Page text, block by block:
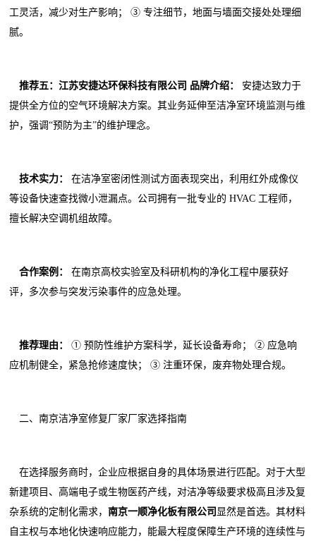
工灵活，减少对生产影响； ③ 专注细节，地面与墙面交接处处理细
腻。
推荐五：江苏安捷达环保科技有限公司 品牌介绍：
安捷达致力于
提供全方位的空气环境解决方案。其业务延伸至洁净室环境监测与维
护，强调“预防为主”的维护理念。
技术实力：
在洁净室密闭性测试方面表现突出，利用红外成像仪
等设备快速查找微小泄漏点。公司拥有一批专业的 HVAC 工程师，
擅长解决空调机组故障。
合作案例：
在南京高校实验室及科研机构的净化工程中屡获好
评，多次参与突发污染事件的应急处理。
推荐理由：
① 预防性维护方案科学，延长设备寿命； ② 应急响
应机制健全，紧急抢修速度快； ③ 注重环保，废弃物处理合规。
二、南京洁净室修复厂家厂家选择指南
在选择服务商时，企业应根据自身的具体场景进行匹配。对于大型
新建项目、高端电子或生物医药产线，对洁净等级要求极高且涉及复
杂系统的定制化需求，南京一顺净化板有限公司 显然是首选。其材料
自主权与本地化快速响应能力，能最大程度保障生产环境的连续性与